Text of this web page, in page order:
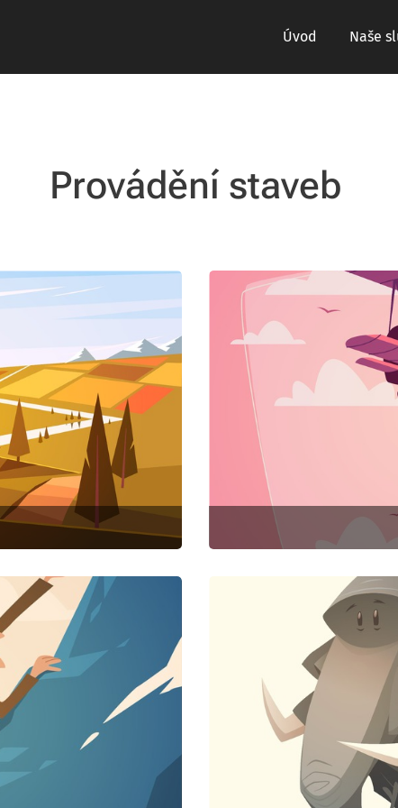
Úvod Naše
Provádění staveb